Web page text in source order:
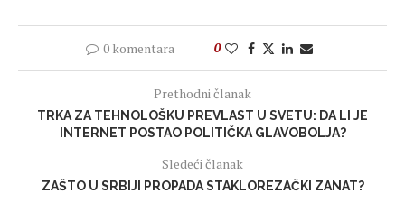
0 komentara 0
Prethodni članak
TRKA ZA TEHNOLOŠKU PREVLAST U SVETU: DA LI JE
INTERNET POSTAO POLITIČKA GLAVOBOLJA?
Sledeći članak
ZAŠTO U SRBIJI PROPADA STAKLOREZAČKI ZANAT?